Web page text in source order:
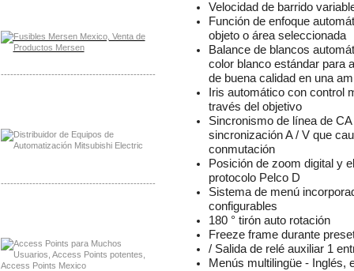
-------------------------------------------------
-------------------------------------------------
Velocidad de barrido
Función de enfoque
objeto o área seleccionada
Balance de blancos
color blanco estándar para
de buena calidad en una
Iris automático con control
través del objetivo
Sincronismo de línea de
sincronización A / V que
conmutación
Posición de zoom digital y
protocolo Pelco D
Sistema de menú
configurables
180 ° tirón auto rotación
Freeze frame durante
/ Salida de relé auxiliar 1
Menús multilingüe - Inglés,